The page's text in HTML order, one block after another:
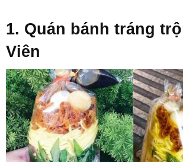
1. Quán bánh tráng
Viên